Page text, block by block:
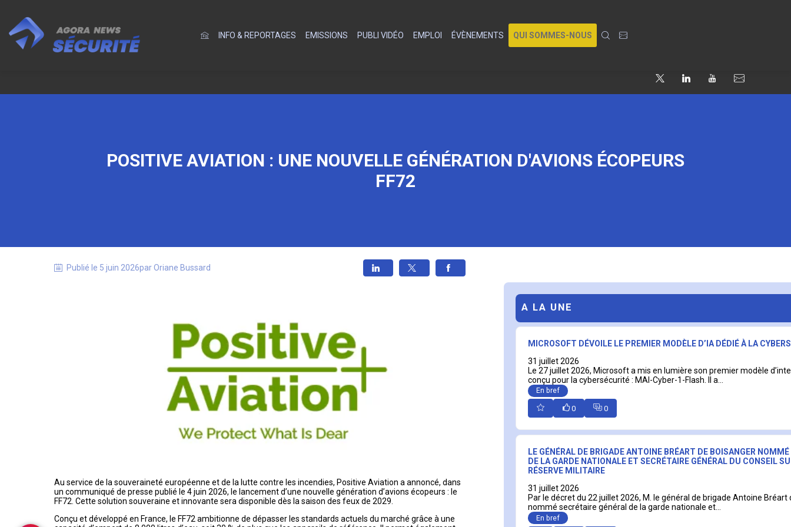
INFO & REPORTAGES EMISSIONS PUBLI VIDÉO EMPLOI ÉVÈNEMENTS QUI SOMMES-NOUS
POSITIVE AVIATION : UNE NOUVELLE GÉNÉRATION D'AVIONS ÉCOPEURS
FF72
Publié le 5 juin 2026parOriane Bussard
Au service de la souveraineté européenne et de la lutte contre les incendies, Positive Aviation a annoncé, dans
un communiqué de presse publié le 4 juin 2026, le lancement d’une nouvelle génération d’avions écopeurs : le
FF72. Cette solution souveraine et innovante sera disponible dès la saison des feux de 2029.
Conçu et développé en France, le FF72 ambitionne de dépasser les standards actuels du marché grâce à une
A LA UNE
MICROSOFT DÉVOILE LE PREMIER MODÈLE D’IA DÉDIÉ À LA
31 juillet 2026
Le 27 juillet 2026, Microsoft a mis en lumière son premier modèle
conçu pour la cybersécurité : MAI-Cyber-1-Flash. Il a...
En bref
0 0
LE GÉNÉRAL DE BRIGADE ANTOINE BRÉART DE BOISANGER
DE LA GARDE NATIONALE ET SECRÉTAIRE GÉNÉRAL DU CONSEIL
RÉSERVE MILITAIRE
31 juillet 2026
Par le décret du 22 juillet 2026, M. le général de brigade Antoine Bréart
nommé secrétaire général de la garde nationale et...
En bref